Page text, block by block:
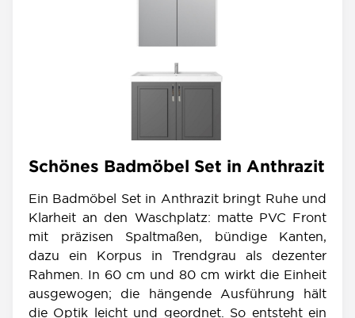
Schönes Badmöbel Set in Anthrazit
Ein Badmöbel Set in Anthrazit bringt Ruhe und
Klarheit an den Waschplatz: matte PVC Front
mit präzisen Spaltmaßen, bündige Kanten,
dazu ein Korpus in Trendgrau als dezenter
Rahmen. In 60 cm und 80 cm wirkt die Einheit
ausgewogen; die hängende Ausführung hält
die Optik leicht und geordnet. So entsteht ein